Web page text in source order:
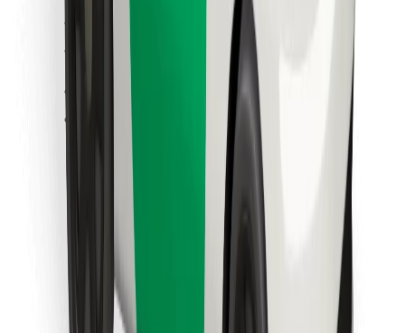
Obtenez un trajet en quelques minutes !
Télécharger l'appli Bolt
Retrouvez tous vos plats favoris !
Télécharger l'appli Bolt Food